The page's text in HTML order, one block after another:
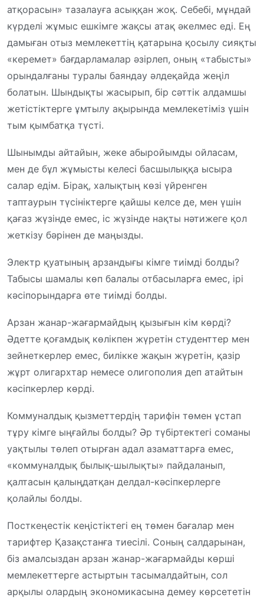
атқорасын» тазалауға асыққан жоқ. Себебі, мұндай
күрделі жұмыс ешкімге жақсы атақ әкелмес еді. Ең
дамыған отыз мемлекеттің қатарына қосылу сияқты
«керемет» бағдарламалар әзірлеп, оның «табысты»
орындалғаны туралы баяндау әлдеқайда жеңіл
болатын. Шындықты жасырып, бір сәттік алдамшы
жетістіктерге ұмтылу ақырында мемлекетіміз үшін
тым қымбатқа түсті.
Шынымды айтайын, жеке абыройымды ойласам,
мен де бұл жұмысты келесі басшылыққа ысыра
салар едім. Бірақ, халықтың көзі үйренген
таптаурын түсініктерге қайшы келсе де, мен үшін
қағаз жүзінде емес, іс жүзінде нақты нәтижеге қол
жеткізу бәрінен де маңызды.
Электр қуатының арзандығы кімге тиімді болды?
Табысы шамалы көп балалы отбасыларға емес, ірі
кәсіпорындарға өте тиімді болды.
Арзан жанар-жағармайдың қызығын кім көрді?
Әдетте қоғамдық көлікпен жүретін студенттер мен
зейнеткерлер емес, билікке жақын жүретін, қазір
жұрт олигархтар немесе олигополия деп атайтын
кәсіпкерлер көрді.
Коммуналдық қызметтердің тарифін төмен ұстап
тұру кімге ыңғайлы болды? Әр түбіртектегі соманы
уақтылы төлеп отырған адал азаматтарға емес,
«коммуналдық былық-шылықты» пайдаланып,
қалтасын қалыңдатқан делдал-кәсіпкерлерге
қолайлы болды.
Посткеңестік кеңістіктегі ең төмен бағалар мен
тарифтер Қазақстанға тиесілі. Соның салдарынан,
біз амалсыздан арзан жанар-жағармайды көрші
мемлекеттерге астыртын тасымалдайтын, сол
арқылы олардың экономикасына демеу көрсететін